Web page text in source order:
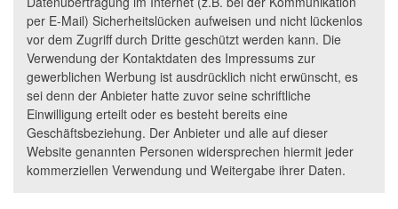
per E-Mail) Sicherheitslücken aufweisen und nicht lückenlos
vor dem Zugriff durch Dritte geschützt werden kann. Die
Verwendung der Kontaktdaten des Impressums zur
gewerblichen Werbung ist ausdrücklich nicht erwünscht, es
sei denn der Anbieter hatte zuvor seine schriftliche
Einwilligung erteilt oder es besteht bereits eine
Geschäftsbeziehung. Der Anbieter und alle auf dieser
Website genannten Personen widersprechen hiermit jeder
kommerziellen Verwendung und Weitergabe ihrer Daten.